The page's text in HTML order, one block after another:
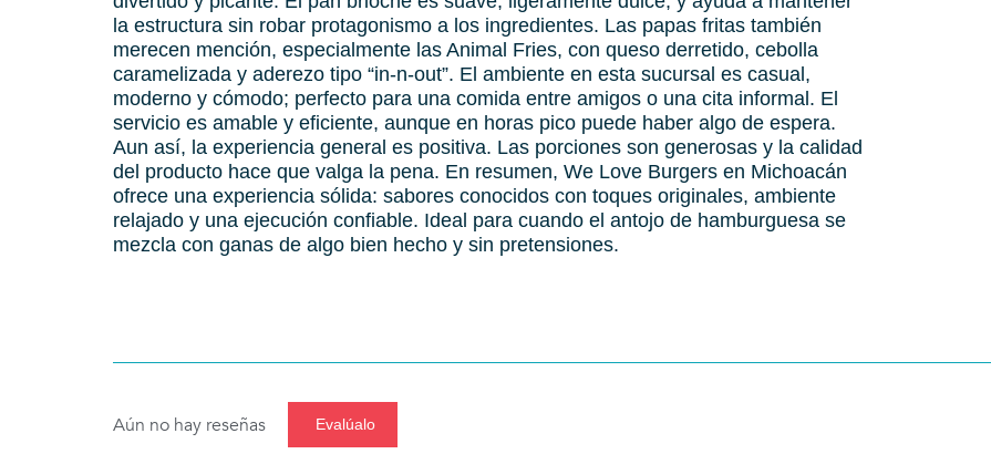
la estructura sin robar protagonismo a los ingredientes. Las papas fritas también
merecen mención, especialmente las Animal Fries, con queso derretido, cebolla
caramelizada y aderezo tipo “in-n-out”. El ambiente en esta sucursal es casual,
moderno y cómodo; perfecto para una comida entre amigos o una cita informal. El
servicio es amable y eficiente, aunque en horas pico puede haber algo de espera.
Aun así, la experiencia general es positiva. Las porciones son generosas y la calidad
del producto hace que valga la pena. En resumen, We Love Burgers en Michoacán
ofrece una experiencia sólida: sabores conocidos con toques originales, ambiente
relajado y una ejecución confiable. Ideal para cuando el antojo de hamburguesa se
mezcla con ganas de algo bien hecho y sin pretensiones.
Aún no hay reseñas Evalúalo